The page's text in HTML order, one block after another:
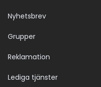
Nyhetsbrev
Grupper
Reklamation
Lediga tjänster